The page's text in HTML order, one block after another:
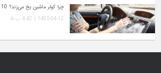
چرا کولر ماشین یخ می‌زند؟ 10 علت و راه‌ حل قطعی
1405-04-12 | 4:42 ب.ظ